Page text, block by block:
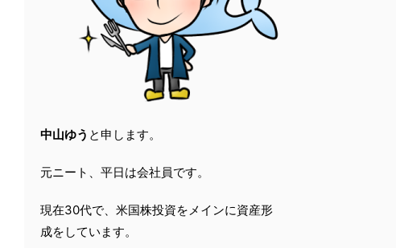
中山ゆう と申します。
元ニート、平日は会社員です。
現在30代で、米国株投資をメインに資産形
成をしています。